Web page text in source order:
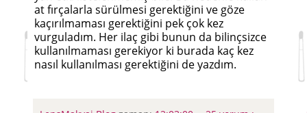
at fırçalarla sürülmesi gerektiğini ve göze
kaçırılmaması gerektiğini pek çok kez
vurguladım. Her ilaç gibi bunun da bilinçsizce
kullanılmaması gerekiyor ki burada kaç kez
nasıl kullanılması gerektiğini de yazdım.